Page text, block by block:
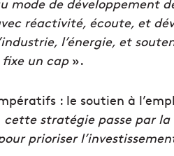
réactivité, écoute, et
l’énergie, et
un cap».
: le soutien à
cette stratégie passe par
prioriser